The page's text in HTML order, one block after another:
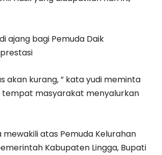
ajang bagi Pemuda Daik
akan kurang, ” kata yudi meminta
masyarakat menyalurkan
atas Pemuda Kelurahan
Kabupaten Lingga, Bupati